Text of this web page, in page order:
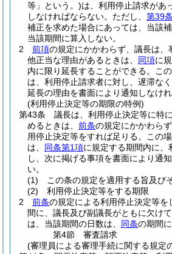
等」という。)は、利用停止請求があ
しなければならない。 ただし、 第39
補正を求めた場合にあっては、当該
当該期間に算入しない。
2
前項の規定にかかわらず、議長は、
他正当な理由があるときは、 同項に
内に限り延長することができる。
こ
は、利用停止請求者に対し、遅滞な
延長の理由を書面により通知しなけれ
(利用停止決定等の期限の特例)
第43条
議長は、利用停止決定等に特
めるときは、 前条の規定にかかわら
用停止決定等をすれば足りる。
この
は、 同条第1項に規定する期間内に、
し、次に掲げる事項を書面により通
い。
(1)
この条の規定を適用する旨及び
(2)
利用停止決定等をする期限
2
前条の規定による利用停止決定等を
間に、議長及び副議長がともに欠け
は、当該期間の日数は、 同条の期間
第4節
審査請求
(審理員による審理手続に関する規定